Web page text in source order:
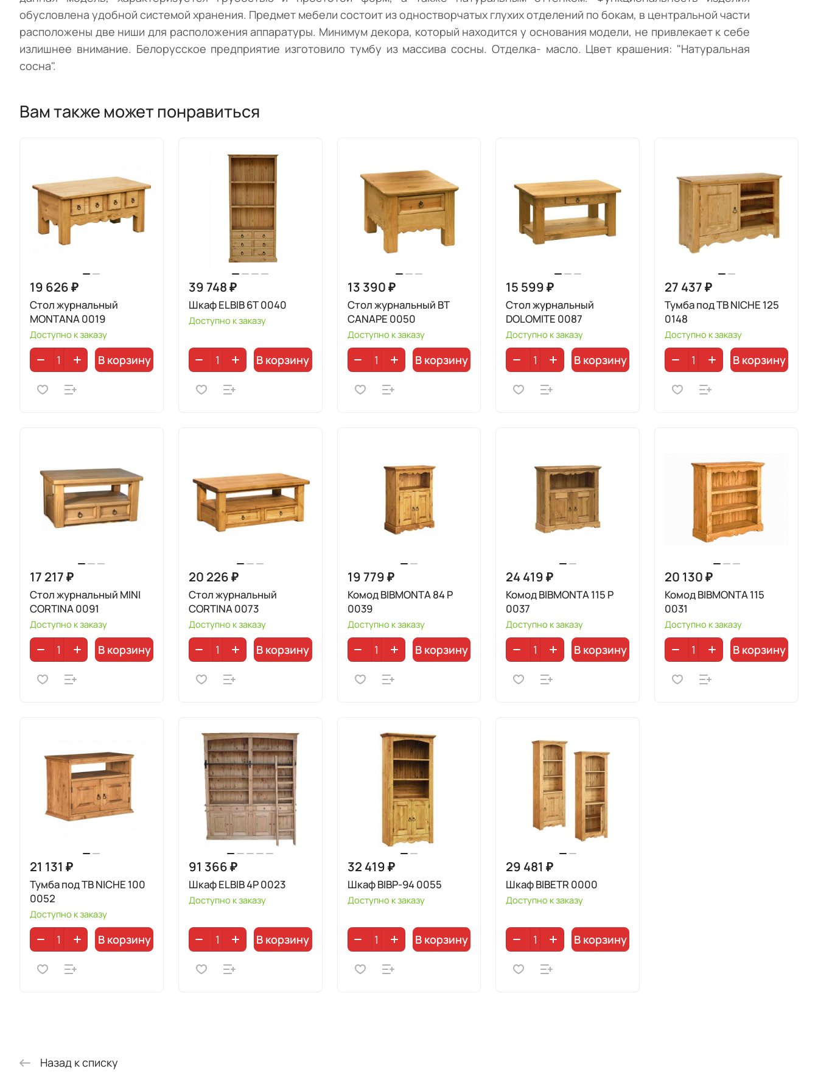
обусловлена удобной системой хранения. Предмет мебели состоит из одностворчатых глухих отделений по бокам, в центральной части
расположены две ниши для расположения аппаратуры. Минимум декора, который находится у основания модели, не привлекает к себе
излишнее внимание. Белорусское предприятие изготовило тумбу из массива сосны. Отделка- масло. Цвет крашения: "Натуральная
сосна".
Вам также может понравиться
19 626 ₽
Стол журнальный
MONTANA 0019
Доступно к заказу
В корзину
39 748 ₽
Шкаф ELBIB 6T 0040
Доступно к заказу
В корзину
13 390 ₽
Стол журнальный BT
CANAPE 0050
Доступно к заказу
В корзину
15 599 ₽
Стол журнальный
DOLOMITE 0087
Доступно к заказу
В корзину
27 437 ₽
Тумба под ТВ NICHE 125
0148
Доступно к заказу
В корзину
17 217 ₽
Стол журнальный MINI
CORTINA 0091
Доступно к заказу
В корзину
20 226 ₽
Стол журнальный
CORTINA 0073
Доступно к заказу
В корзину
19 779 ₽
Комод BIBMONTA 84 Р
0039
Доступно к заказу
В корзину
24 419 ₽
Комод BIBMONTA 115 Р
0037
Доступно к заказу
В корзину
20 130 ₽
Комод BIBMONTA 115
0031
Доступно к заказу
В корзину
21 131 ₽
Тумба под ТВ NICHE 100
0052
Доступно к заказу
В корзину
91 366 ₽
Шкаф ELBIB 4P 0023
Доступно к заказу
В корзину
32 419 ₽
Шкаф BIBP-94 0055
Доступно к заказу
В корзину
29 481 ₽
Шкаф BIBETR 0000
Доступно к заказу
В корзину
Назад к списку